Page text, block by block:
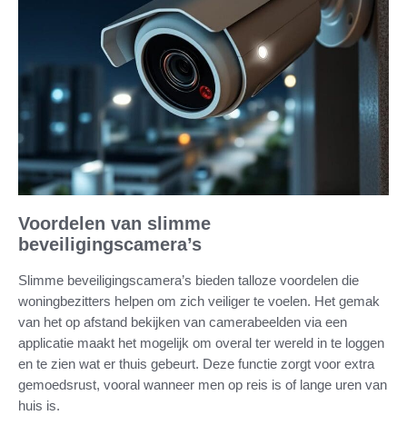
Voordelen van slimme
beveiligingscamera’s
Slimme beveiligingscamera’s bieden talloze voordelen die
woningbezitters helpen om zich veiliger te voelen. Het gemak
van het op afstand bekijken van camerabeelden via een
applicatie maakt het mogelijk om overal ter wereld in te loggen
en te zien wat er thuis gebeurt. Deze functie zorgt voor extra
gemoedsrust, vooral wanneer men op reis is of lange uren van
huis is.